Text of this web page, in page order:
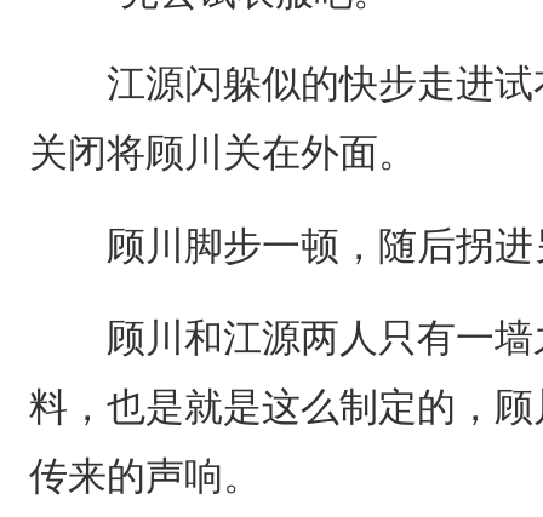
江源闪躲似的快步走进试
关闭将顾川关在外面。
顾川脚步一顿，随后拐进
顾川和江源两人只有一墙
料，也是就是这么制定的，
传来的声响。